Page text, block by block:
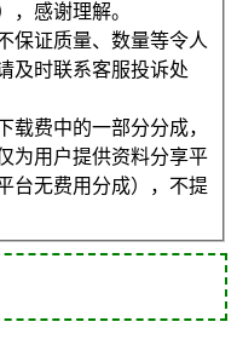
，感谢理解。
保证质量、数量等令人
及时联系客服投诉处
费中的一部分分成，
为用户提供资料分享平
台无费用分成），不提